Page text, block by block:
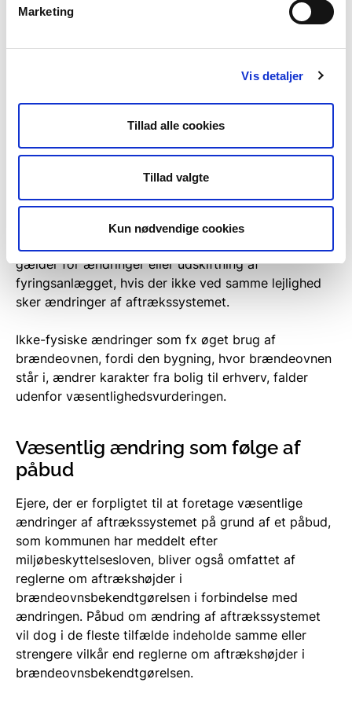
Marketing
Vis detaljer
Tillad alle cookies
Tillad valgte
Kun nødvendige cookies
gamle skorstene, er at betegne som væsentlige
Hvis en bygning skal bygges om, og hvis
betragtes som en ”væsentlig ændring”.
Derimod vil væsentlige ændringer af tagfladen eller
tagets konstruktion kun have betydning, hvis der
også samtidig sker en væsentlig ændring af
aftrækssystemet, eller hvis ændringen får væsentlig
gælder for ændringer eller udskiftning af
fyringsanlægget, hvis der ikke ved samme lejlighed
sker ændringer af aftrækssystemet.
Ikke-fysiske ændringer som fx øget brug af
brændeovnen, fordi den bygning, hvor brændeovnen
står i, ændrer karakter fra bolig til erhverv, falder
udenfor væsentlighedsvurderingen.
Væsentlig ændring som følge af
påbud
Ejere, der er forpligtet til at foretage væsentlige
ændringer af aftrækssystemet på grund af et påbud,
som kommunen har meddelt efter
miljøbeskyttelsesloven, bliver også omfattet af
reglerne om aftrækshøjder i
brændeovnsbekendtgørelsen i forbindelse med
ændringen. Påbud om ændring af aftrækssystemet
vil dog i de fleste tilfælde indeholde samme eller
strengere vilkår end reglerne om aftrækshøjder i
brændeovnsbekendtgørelsen.